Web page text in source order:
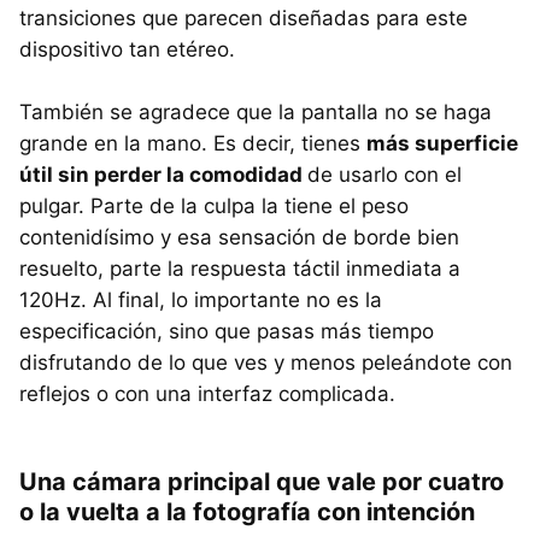
transiciones que parecen diseñadas para este
dispositivo tan etéreo.
También se agradece que la pantalla no se haga
grande en la mano. Es decir, tienes más superficie
útil sin perder la comodidad de usarlo con el
pulgar. Parte de la culpa la tiene el peso
contenidísimo y esa sensación de borde bien
resuelto, parte la respuesta táctil inmediata a
120Hz. Al final, lo importante no es la
especificación, sino que pasas más tiempo
disfrutando de lo que ves y menos peleándote con
reflejos o con una interfaz complicada.
Una cámara principal que vale por cuatro
o la vuelta a la fotografía con intención